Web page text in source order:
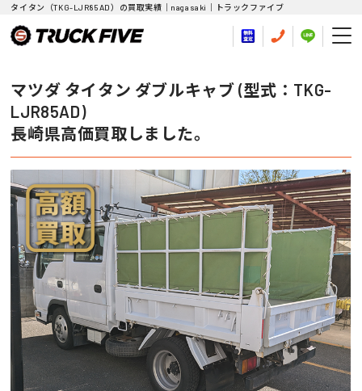
タイタン（TKG-LJR85AD）の買取実績｜nagasaki｜トラックファイブ
マツダ タイタン ダブルキャブ (型式：TKG-
LJR85AD)
長崎県高価買取しました。